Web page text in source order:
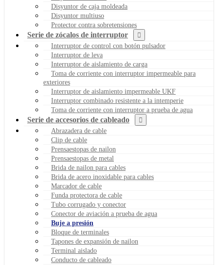
Disyuntor de caja moldeada
Disyuntor multiuso
Protector contra sobretensiones
Serie de zócalos de interruptor
Interruptor de control con botón pulsador
Interruptor de leva
Interruptor de aislamiento de carga
Toma de corriente con interruptor impermeable para
exteriores
Interruptor de aislamiento impermeable UKF
Interruptor combinado resistente a la intemperie
Toma de corriente con interruptor a prueba de agua
Serie de accesorios de cableado
Abrazadera de cable
Clip de cable
Prensaestopas de nailon
Prensaestopas de metal
Brida de nailon para cables
Brida de acero inoxidable para cables
Marcador de cable
Funda protectora de cable
Tubo corrugado y conector
Conector de aviación a prueba de agua
Buje a presión
Bloque de terminales
Tapones de expansión de nailon
Terminal aislado
Conducto de cableado